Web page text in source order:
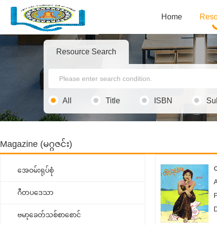
Home
Resource Search
All Title ISBN
Magazine (မဂ္ဂဇင်း)
အေဝမ်းရုပ်စုံ
ဂီတပဒေသာ
ဗမာ့ခေတ်သစ်စာစောင်